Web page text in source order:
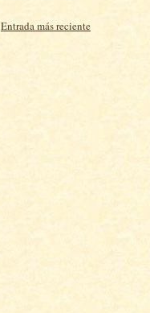
Entrada más reciente